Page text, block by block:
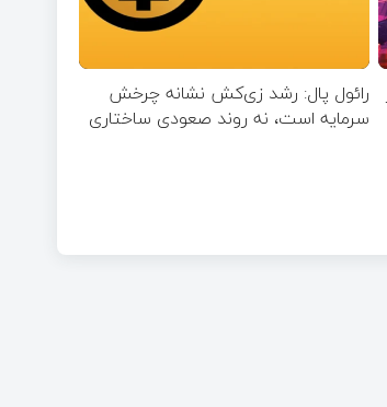
رائول پال: رشد زی‌کش نشانه چرخش
سرمایه است، نه روند صعودی ساختاری